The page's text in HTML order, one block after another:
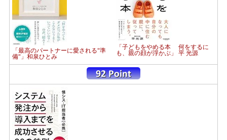
「最高のパートナーに愛される"準
備"」和泉ひとみ
「子どもをやめる本 何をするに
も、親の顔が浮かぶ」 平 光源